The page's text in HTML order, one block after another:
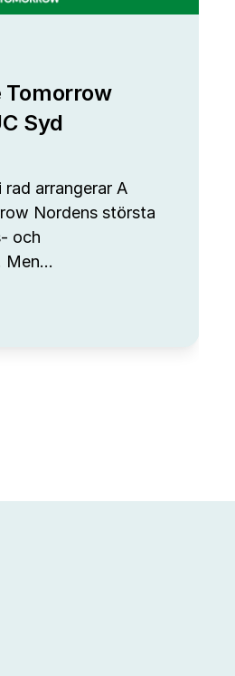
Tomorrow
Syd
arrangerar A
Nordens största
och
Men…